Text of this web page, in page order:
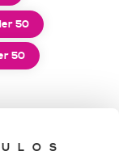
50
50